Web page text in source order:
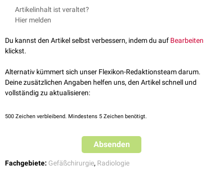
Kapillarektasie: Erweiterung einer
Lymphangiektasie
Sichtbar erweiterte Kapillargefäße derHautbezeichnet man auch als
Teleangiektasien
Klinisch treten Gefäßektasien bevorzugt an den
Venen der
Blutungen
sein.
Artikelinhalt ist veraltet?
Hier melden
Du kannst den Artikel selbst verbessern, indem du auf Bearbeiten
klickst.
Alternativ kümmert sich unser Flexikon-Redaktionsteam darum.
Deine zusätzlichen Angaben helfen uns, den Artikel schnell und
vollständig zu aktualisieren:
500 Zeichen verbleibend. Mindestens 5 Zeichen benötigt.
Absenden
Fachgebiete: Gefäßchirurgie, Radiologie